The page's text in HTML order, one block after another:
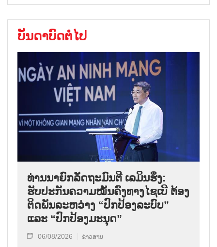
ບັນດາບົດຕໍ່ໄປ
ທ່ານນາຍົກລັດຖະມົນຕີ ເລມິນຮຶງ:
ຮັບປະກັນຄວາມໝັ້ນຄົງທາງໄຊເບີ ຕ້ອງ
ຕິດພັນລະຫວ່າງ “ປົກປ້ອງລະບົບ”
ແລະ “ປົກປ້ອງມະນຸດ”
06/08/2026 ຂ່າວສານ